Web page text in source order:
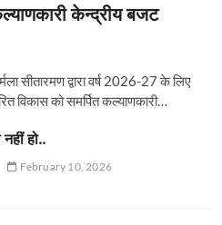
केन्‍द्रीय बजट
सीतारमण द्वारा वर्ष 2026-27 के लिए
विकास को समर्पित कल्याणकारी…
हो..
February 10, 2026